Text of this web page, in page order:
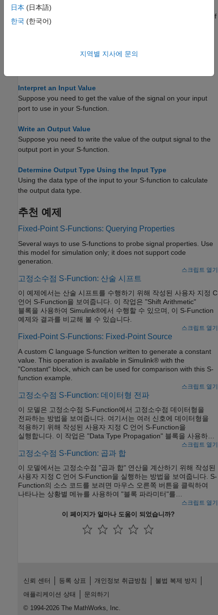
Get the Input Port Data Type
Within your S-function, you might need to know the data types of
different ports, run-time parameters, and DWorks.
You may want to set the data type of various ports, run-time
Interpret an Input Value
Suppose you need to get the value of the signal on your input
port to use in your S-function.
Write an Output Value
Suppose you need to write the value of the output signal to the
output port in your S-function.
Determine Output Type Using the Input Type
Using the data type of the input to your S-function to calculate
the output data type.
추천 예제
Fixed-Point S-Functions: Querying Properties
Several ways to use S-functions to probe signal properties. Use
this model for simulation only; it does not support code
generation.
스크립트 열기
고정소수점 S-Function: 산술 시프트
이 예제에서는 산술 시프트를 수행하기 위해 작성된 사용자 지정 C
언어 S-Function을 보여줍니다. 이 작업은 "Shift Arithmetic"
블록을 사용하여 Simulink®에서 수행할 수 있으며, 이 S-Function
예제와 결과를 비교해 볼 수 있습니다.
스크립트 열기
Fixed-Point S-Functions: Fixed-Point Source
A custom C language S-function written to generate a constant
value. This operation is available in Simulink® with the
"Constant" block, which can be used for comparison with this S-
function example.
스크립트 열기
고정소수점 S-Function: 데이터형 전파
이 모델은 고정소수점 S-Function에서 고정소수점 데이터형을
전파하는 방법을 보여줍니다. 여기서는 여러 신호에 데이터형을
적용하기 위해 작성된 사용자 지정 C 언어 S-Function을
실행합니다. 이 작업은 "Data Type Propagation" 블록을 사용하여
Simulink®에서 수행할 수 있으며, 이 S-Function 예제와 결과를
비교해 볼 수 있습니다.
스크립트 열기
고정소수점 S-Function: 곱과 합
이 모델에서는 고정소수점 "곱과 합" 연산을 계산하기 위해 작성된
사용자 지정 C 언어 S-Function을 실행하는 방법을 보여줍니다. S-
Function의 소스 코드를 보려면 마우스 오른쪽 버튼을 클릭하여
나타나는 상황별 메뉴를 사용하여 "블록 파라미터"를
선택하십시오. 대화 상자가 표시되면 편집 버튼을 누릅니다.스크립트 열기
이 페이지가 얼마나 도움이 되었습니까?
日本 (日本語)
한국 (한국어)
지역별 지사에 문의
신뢰 센터 등록 상표 개인정보 취급방침
불법 복제 방지
애플리케이션 상태
문의하기
© 1994-2026 The MathWorks, Inc.